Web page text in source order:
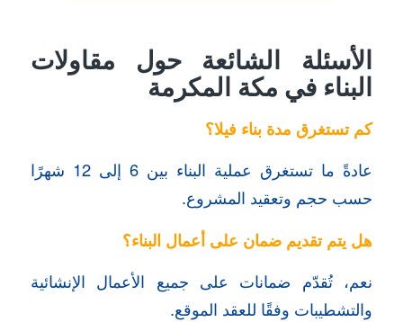
الأسئلة الشائعة حول مقاولات
البناء في مكة المكرمة
كم تستغرق مدة بناء فيلا؟
عادةً ما تستغرق عملية البناء بين 6 إلى 12 شهرًا
حسب حجم وتعقيد المشروع.
هل يتم تقديم ضمان على أعمال البناء؟
نعم، تُقدّم ضمانات على جميع الأعمال الإنشائية
والتشطيبات وفقًا للعقد الموقع.